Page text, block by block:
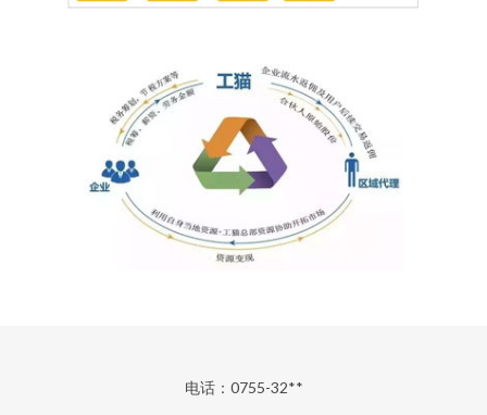
电话：0755-32**